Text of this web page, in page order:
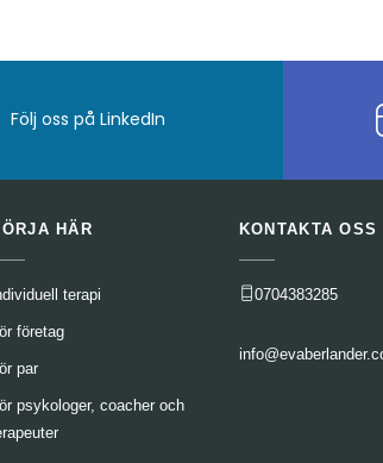
Följ oss på LinkedIn
HÄR
terapi
företag
par
psykologer, coacher och
KONTAKTA OSS
0704383285